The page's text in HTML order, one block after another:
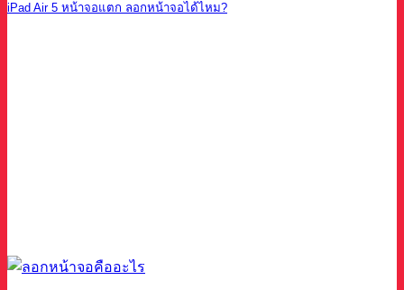
iPad Air 5 หน้าจอแตก ลอกหน้าจอได้ไหม?